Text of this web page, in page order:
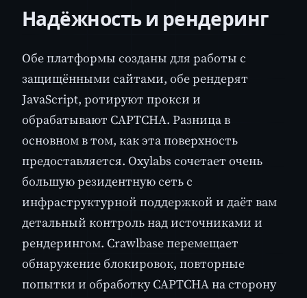
Надёжность и рендеринг
Обе платформы созданы для работы с
защищёнными сайтами, обе рендерят
JavaScript, ротируют прокси и
обрабатывают CAPTCHA. Разница в
основном в том, как эта поверхность
предоставляется. Oxylabs сочетает очень
большую резидентную сеть с
инфраструктурной поддержкой и даёт вам
детальный контроль над источниками и
рендерингом. Crawlbase перемещает
обнаружение блокировок, повторные
попытки и обработку CAPTCHA на сторону